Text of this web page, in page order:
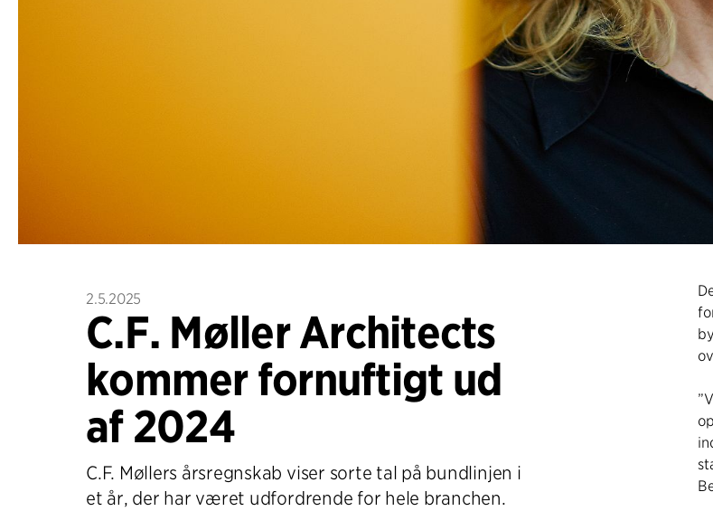
2.5.2025
C.F. Møller Architects
kommer fornuftigt ud
af 2024
C.F. Møllers årsregnskab viser sorte tal på bundlinjen i
et år, der har været udfordrende for hele branchen.